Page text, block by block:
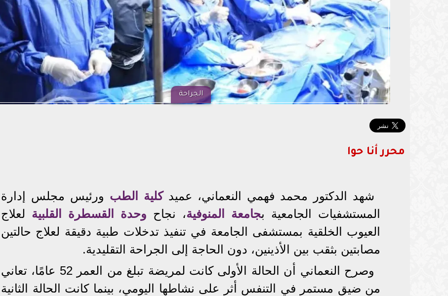
الجراحة
محرر أنا حوا
شهد الدكتور محمد فهمي النعماني، عميدكلية الطب ورئيس مجلس إدارة
المستشفيات الجامعية بجامعة المنوفية، نجاح وحدة القسطرة القلبية لعلاج
العيوب الخلقية بمستشفى الجامعة في تنفيذ تدخلات طبية دقيقة لعلاج حالتين
مصابتين بثقب بين الأذينين، دون الحاجة إلى الجراحة التقليدية.
وصرح النعماني أن الحالة الأولى كانت لمريضة تبلغ من العمر 52 عامًا، تعاني
من ضيق مستمر في التنفس أثر على نشاطها اليومي، بينما كانت الحالة الثانية